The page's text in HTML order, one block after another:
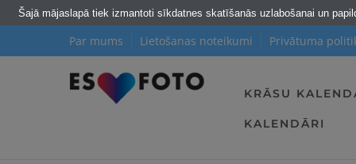
Par mums Lietošanas noteikumi Privātuma
KRĀSU
KALENDĀRI
Šajā mājaslapā tiek izmantoti sīkdatnes skatīšanās uzlabošanai un